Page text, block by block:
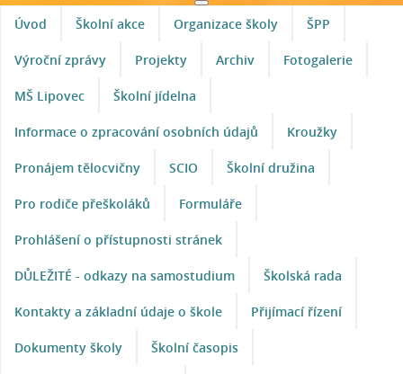
Úvod Školní akce Organizace školy ŠPP
Výroční zprávy Projekty Archiv Fotogalerie
MŠ Lipovec Školní jídelna
Informace o zpracování osobních údajů Kroužky
Pronájem tělocvičny SCIO Školní družina
Pro rodiče přeškoláků Formuláře
Prohlášení o přístupnosti stránek
DŮLEŽITÉ - odkazy na samostudium Školská rada
Kontakty a základní údaje o škole Přijímací řízení
Dokumenty školy Školní časopis